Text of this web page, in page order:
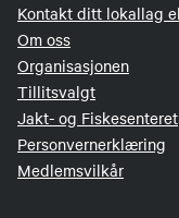
Kontakt ditt lokallag
Om oss
Organisasjonen
Tillitsvalgt
Jakt- og Fiskesenteret
Personvernerklæring
Medlemsvilkår